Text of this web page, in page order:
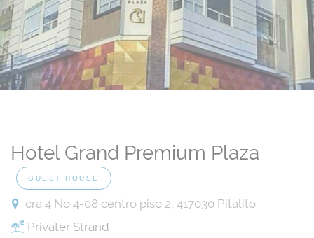
Hotel Grand Premium Plaza
GUEST HOUSE
cra 4 No 4-08 centro piso 2, 417030 Pitalito
Privater Strand